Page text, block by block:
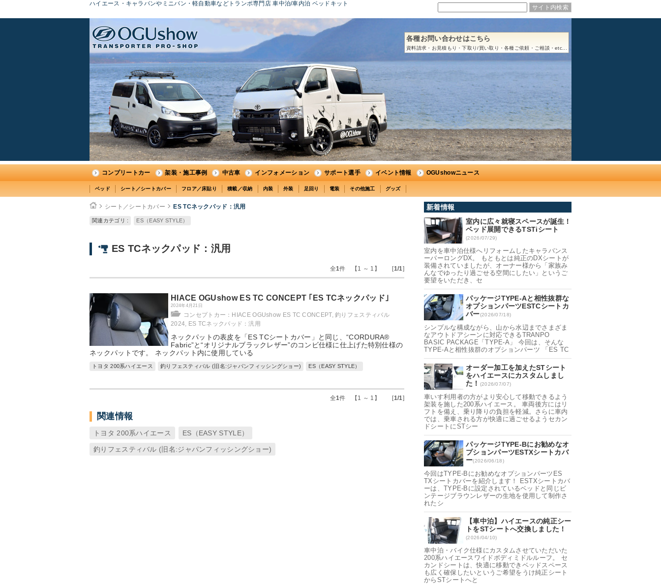
ハイエース・キャラバンやミニバン・軽自動車などトランポ専門店 車中泊/車内泊 ベッドキット
各種お問い合わせはこちら
資料請求・お見積もり・下取り/買い取り・各種ご依頼・ご相談・etc...
コンプリートカー 架装・施工事例 中古車 インフォメーション サポート選手 イベント情報 OGUshowニュース
ベッド シート／シートカバー フロア／床貼り 積載／収納 内装 外装 足回り 電装 その他施工 グッズ
シート／シートカバー ES TCネックパッド：汎用
関連カテゴリ : ES（EASY STYLE）
ES TCネックパッド：汎用
全1件 【1 ～ 1】 [1/1]
HIACE OGUshow ES TC CONCEPT ｢ES TCネックパッド｣
2024年4月21日
コンセプトカー：HIACE OGUshow ES TC CONCEPT,釣りフェスティバル
2024, ES TCネックパッド：汎用
ネックパットの表皮を「ES TCシートカバー」と同じ、“CORDURA®
Fabric”と“オリジナルブラックレザー”のコンビ仕様に仕上げた特別仕様の
ネックパットです。 ネックパット内に使用している
トヨタ 200系ハイエース 釣りフェスティバル (旧名:ジャパンフィッシングショー) ES（EASY STYLE）
全1件 【1 ～ 1】 [1/1]
関連情報
トヨタ 200系ハイエース ES（EASY STYLE）
釣りフェスティバル (旧名:ジャパンフィッシングショー)
新着情報
室内に広々就寝スペースが誕生！
ベッド展開できるTSTiシート
(2026/07/29)
室内を車中泊仕様へリフォームしたキャラバンス
ーパーロングDX。 もともとは純正のDXシートが
装備されていましたが、オーナー様から「家族み
んなでゆったり過ごせる空間にしたい」というご
要望をいただき、セ
パッケージTYPE-Aと相性抜群な
オプションパーツESTCシートカ
バー(2026/07/18)
シンプルな構成ながら、山から水辺までさまざま
なアウトドアシーンに対応できるTRANPO
BASIC PACKAGE「TYPE-A」 今回は、そんな
TYPE-Aと相性抜群のオプションパーツ 「ES TC
オーダー加工を加えたSTシート
をハイエースにカスタムしまし
た！ (2026/07/07)
車いす利用者の方がより安心して移動できるよう
架装を施した200系ハイエース。 車両後方にはリ
フトを備え、乗り降りの負担を軽減。さらに車内
では、乗車される方が快適に過ごせるようセカン
ドシートにSTシー
パッケージTYPE-Bにお勧めなオ
プションパーツESTXシートカバ
ー(2026/06/18)
今回はTYPE-Bにお勧めなオプションパーツES
TXシートカバーを紹介します！ ESTXシートカバ
ーは、TYPE-Bに設定されているベッドと同じビ
ンテージブラウンレザーの生地を使用して制作さ
れたシ
【車中泊】ハイエースの純正シー
トをSTシートへ交換しました！
(2026/04/10)
車中泊・バイク仕様にカスタムさせていただいた
200系ハイエースワイドボディミドルルーフ。 セ
カンドシートは、快適に移動できベッドスペース
も広く確保したいというご希望をうけ純正シート
からSTシートへと